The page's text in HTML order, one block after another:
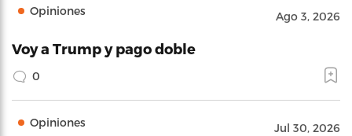
Opiniones Ago 3, 2026
Voy a Trump y pago doble
0
Opiniones Jul 30, 2026